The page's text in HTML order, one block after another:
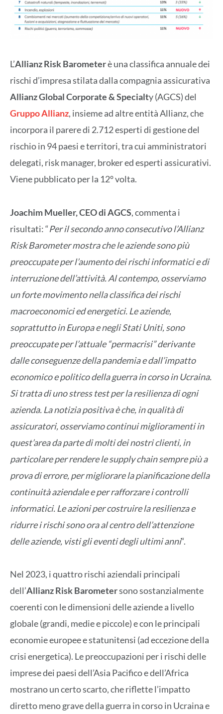
L’Allianz Risk Barometerè una classifica annuale dei
rischi d’impresa stilata dalla compagnia assicurativa
Allianz Global Corporate & Specialty (AGCS) del
Gruppo Allianz, insieme ad altre entità Allianz, che
incorpora il parere di 2.712 esperti di gestione del
rischio in 94 paesi e territori, tra cui amministratori
delegati, risk manager, broker ed esperti assicurativi.
Viene pubblicato per la 12° volta.
Joachim Mueller, CEO di AGCS, commenta i
risultati: “Per il secondo anno consecutivo l’Allianz
Risk Barometer mostra che le aziende sono più
preoccupate per l’aumento dei rischi informatici e di
interruzione dell’attività. Al contempo, osserviamo
un forte movimento nella classifica dei rischi
macroeconomici ed energetici. Le aziende,
soprattutto in Europa e negli Stati Uniti, sono
preoccupate per l’attuale “permacrisi” derivante
dalle conseguenze della pandemia e dall’impatto
economico e politico della guerra in corso in Ucraina.
Si tratta di uno stress test per la resilienza di ogni
azienda. La notizia positiva è che, in qualità di
assicuratori, osserviamo continui miglioramenti in
quest’area da parte di molti dei nostri clienti, in
particolare per rendere le supply chain sempre più a
prova di errore, per migliorare la pianificazione della
continuità aziendale e per rafforzare i controlli
informatici. Le azioni per costruire la resilienza e
ridurre i rischi sono ora al centro dell’attenzione
delle aziende, visti gli eventi degli ultimi anni“.
Nel 2023, i quattro rischi aziendali principali
dell’Allianz Risk Barometersono sostanzialmente
coerenti con le dimensioni delle aziende a livello
globale (grandi, medie e piccole) e con le principali
economie europee e statunitensi (ad eccezione della
crisi energetica). Le preoccupazioni per i rischi delle
imprese dei paesi dell’Asia Pacifico e dell’Africa
mostrano un certo scarto, che riflette l’impatto
diretto meno grave della guerra in corso in Ucraina e